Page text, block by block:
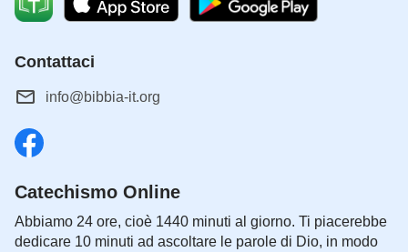
Contattaci
info@bibbia-it.org
Catechismo Online
Abbiamo 24 ore, cioè 1440 minuti al giorno. Ti piacerebbe
dedicare 10 minuti ad ascoltare le parole di Dio, in modo